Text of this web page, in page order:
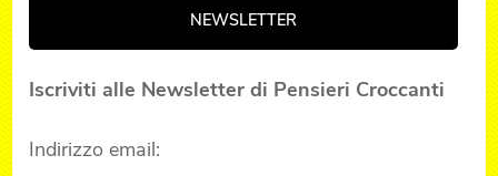
NEWSLETTER
Iscriviti alle Newsletter di Pensieri Croccanti
Indirizzo email: